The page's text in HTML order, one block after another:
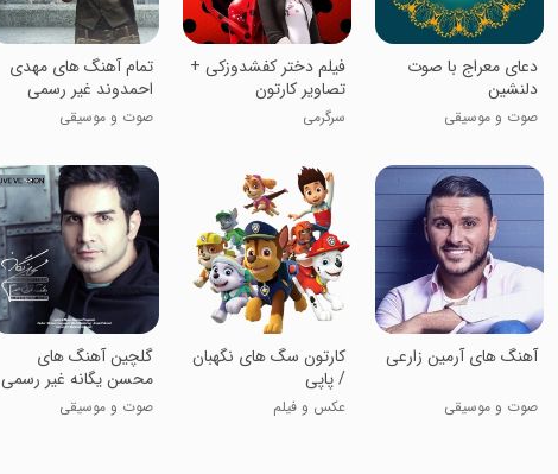
دعای معراج با صوت
دلنشین
صوت و موسیقی
فیلم دختر کفشدوزکی +
تصاویر کارتون
سرگرمی
تمام آهنگ های مهدی
احمدوند غیر رسمی
صوت و موسیقی
آهنگ های آرمین زارعی
صوت و موسیقی
کارتون سگ های نگهبان
/ پاپی
عکس و فیلم
گلچین آهنگ های
محسن یگانه غیر رسمی
صوت و موسیقی